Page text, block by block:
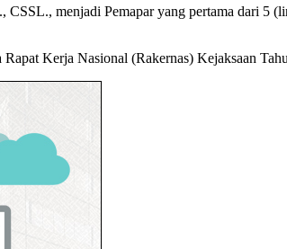
menjadi Pemapar yang pertama dari 5
Kerja Nasional (Rakernas) Kejaksaan